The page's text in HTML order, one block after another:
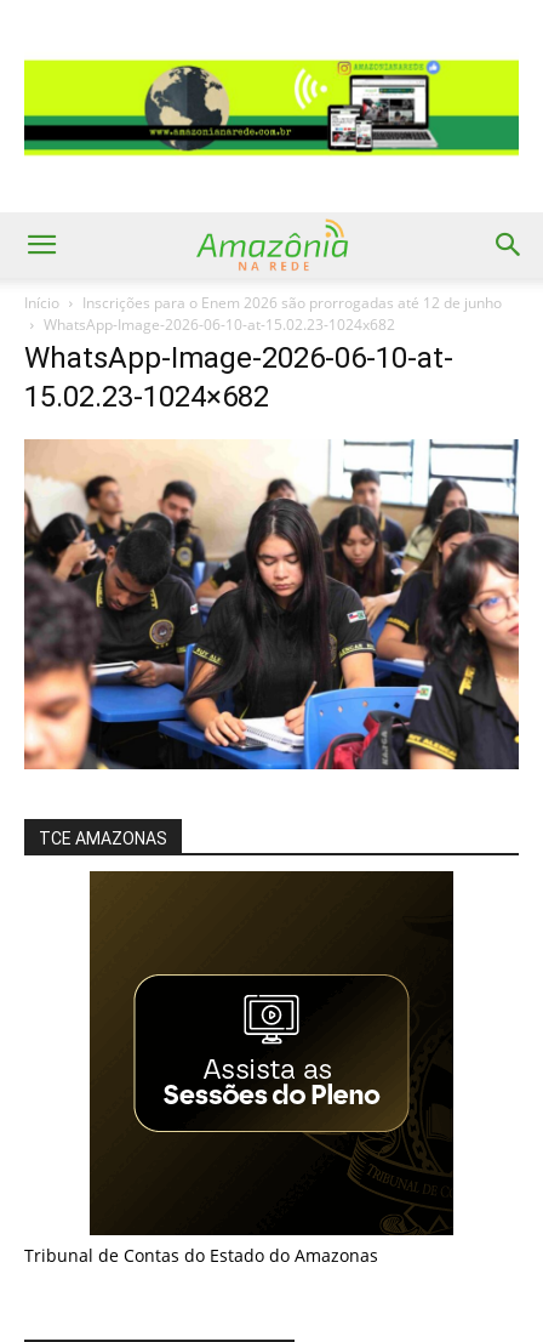
Início
Inscrições para o Enem 2026 são prorrogadas até 12 de junho
WhatsApp-Image-2026-06-10-at-15.02.23-1024x682
WhatsApp-Image-2026-06-10-at-
15.02.23-1024×682
TCE AMAZONAS
Tribunal de Contas do Estado do Amazonas